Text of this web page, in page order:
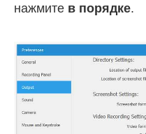
нажмите в порядке.